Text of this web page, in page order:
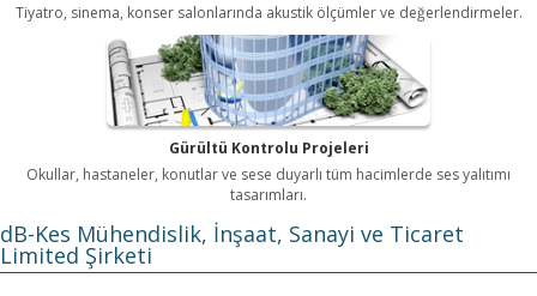
Tiyatro, sinema, konser salonlarında akustik ölçümler ve değerlendirmeler.
Gürültü Kontrolu Projeleri
Okullar, hastaneler, konutlar ve sese duyarlı tüm hacimlerde ses yalıtımı
tasarımları.
dB-Kes Mühendislik, İnşaat, Sanayi ve Ticaret
Limited Şirketi